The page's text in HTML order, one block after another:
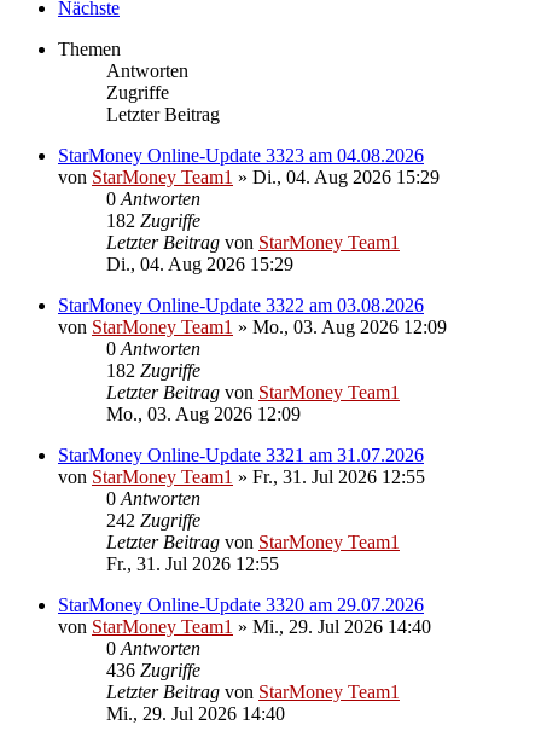
Nächste
Themen
Antworten
Zugriffe
Letzter Beitrag
StarMoney Online-Update 3323 am 04.08.2026
von StarMoney Team1 » Di., 04. Aug 2026 15:29
0 Antworten
182 Zugriffe
Letzter Beitrag von StarMoney Team1
Di., 04. Aug 2026 15:29
StarMoney Online-Update 3322 am 03.08.2026
von StarMoney Team1 » Mo., 03. Aug 2026 12:09
0 Antworten
182 Zugriffe
Letzter Beitrag von StarMoney Team1
Mo., 03. Aug 2026 12:09
StarMoney Online-Update 3321 am 31.07.2026
von StarMoney Team1 » Fr., 31. Jul 2026 12:55
0 Antworten
242 Zugriffe
Letzter Beitrag von StarMoney Team1
Fr., 31. Jul 2026 12:55
StarMoney Online-Update 3320 am 29.07.2026
von StarMoney Team1 » Mi., 29. Jul 2026 14:40
0 Antworten
436 Zugriffe
Letzter Beitrag von StarMoney Team1
Mi., 29. Jul 2026 14:40